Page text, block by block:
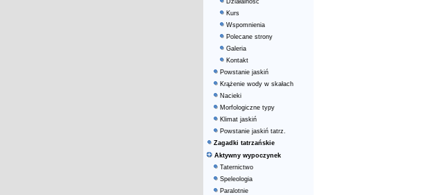
Działalność
Kurs
Wspomnienia
Polecane strony
Galeria
Kontakt
Powstanie jaskiń
Krążenie wody w skałach
Nacieki
Morfologiczne typy
Klimat jaskiń
Powstanie jaskiń tatrz.
Zagadki tatrzańskie
Aktywny wypoczynek
Taternictwo
Speleologia
Paralotnie